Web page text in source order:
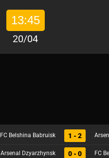
13:45
20/04
FC Belshina Babruisk 1 - 2
Arsenal Dzyarzhynsk 0 - 0 FC